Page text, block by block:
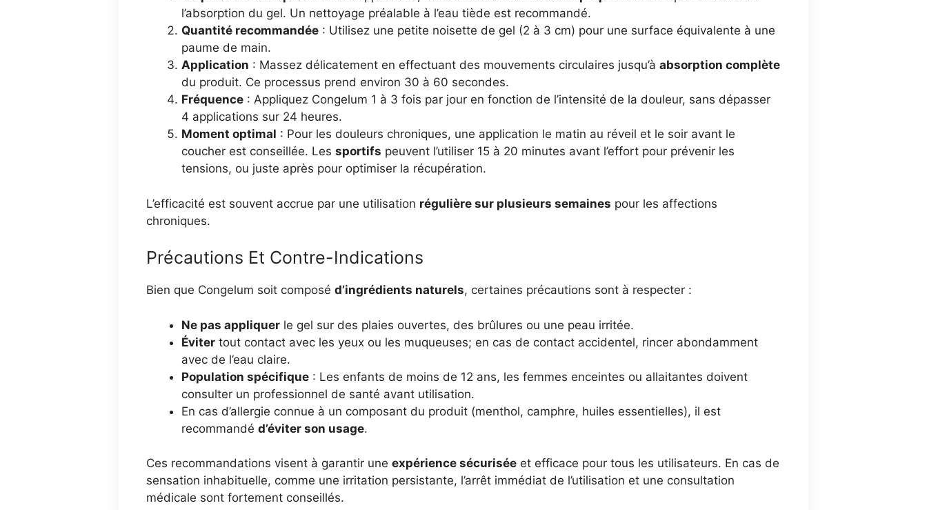
l’absorption du gel. Un nettoyage préalable à l’eau tiède est recommandé.
Quantité recommandée : Utilisez une petite noisette de gel (2 à 3 cm) pour une surface équivalente à une
paume de main.
Application : Massez délicatement en effectuant des mouvements circulaires jusqu’à absorption complète
du produit. Ce processus prend environ 30 à 60 secondes.
Fréquence : Appliquez Congelum 1 à 3 fois par jour en fonction de l’intensité de la douleur, sans dépasser
4 applications sur 24 heures.
Moment optimal : Pour les douleurs chroniques, une application le matin au réveil et le soir avant le
coucher est conseillée. Les sportifs peuvent l’utiliser 15 à 20 minutes avant l’effort pour prévenir les
tensions, ou juste après pour optimiser la récupération.
L’efficacité est souvent accrue par une utilisation régulière sur plusieurs semaines pour les affections
chroniques.
Précautions Et Contre-Indications
Bien que Congelum soit composé d’ingrédients naturels, certaines précautions sont à respecter :
Ne pas appliquer le gel sur des plaies ouvertes, des brûlures ou une peau irritée.
Éviter tout contact avec les yeux ou les muqueuses; en cas de contact accidentel, rincer abondamment
avec de l’eau claire.
Population spécifique : Les enfants de moins de 12 ans, les femmes enceintes ou allaitantes doivent
consulter un professionnel de santé avant utilisation.
En cas d’allergie connue à un composant du produit (menthol, camphre, huiles essentielles), il est
recommandé d’éviter son usage.
Ces recommandations visent à garantir une expérience sécurisée et efficace pour tous les utilisateurs. En cas de
sensation inhabituelle, comme une irritation persistante, l’arrêt immédiat de l’utilisation et une consultation
médicale sont fortement conseillés.